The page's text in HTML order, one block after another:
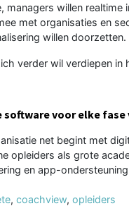
managers willen
met organisaties en
willen doorzetten.
verder wil verdiepen
software voor elke
net begint met
opleiders als grote
en app-
, coachview, opleiders